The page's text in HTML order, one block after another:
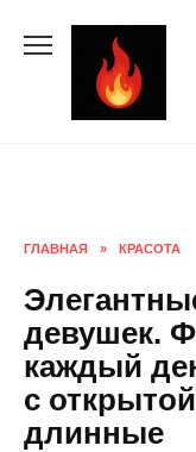
ГЛАВНАЯ » КРАСОТА
девушек.
каждый
с
длинные